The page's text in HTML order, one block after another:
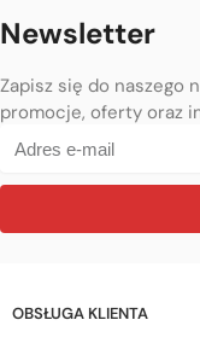
Newsletter
Zapisz się do naszego
promocje, oferty oraz
OBSŁUGA KLIENTA